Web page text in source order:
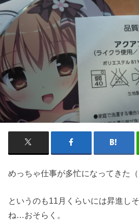
めっちゃ仕事が多忙になってきた
というのも11月くらいには昇進し
ね…おそらく。